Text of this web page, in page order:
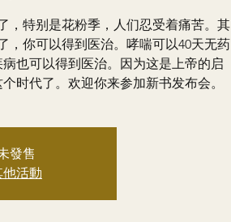
，特别是花粉季，人们忍受着痛苦。其
，你可以得到医治。哮喘可以40天无药
也可以得到医治。因为这是上帝的启
时代了。欢迎你来参加新书发布会。
發售
活動